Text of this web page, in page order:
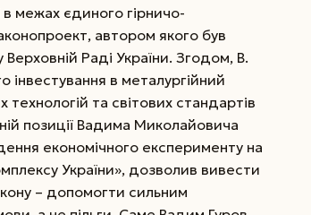
в межах єдиного гірничо-
автором якого був
Раді України. Згодом, В.
інвестування в металургійний
та світових стандартів
позиції Вадима Миколайовича
економічного експерименту на
України», дозволив вивести
– допомогти сильним